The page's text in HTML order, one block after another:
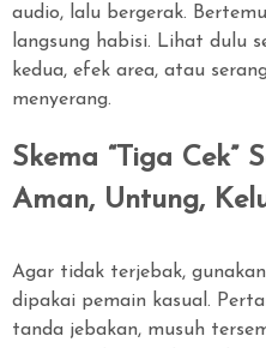
audio, lalu bergerak.
langsung habisi. Lihat dulu
kedua, efek area, atau
menyerang.
Skema “Tiga Cek”
Aman, Untung,
Agar tidak terjebak,
dipakai pemain kasual.
tanda jebakan, musuh